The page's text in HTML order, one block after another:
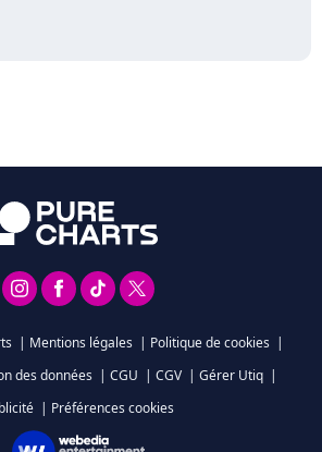
| Mentions légales | Politique de cookies |
des données | CGU | CGV | Gérer Utiq |
| Préférences cookies